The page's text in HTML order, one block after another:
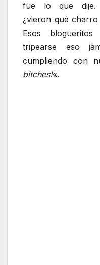
fue lo que dije.
¿vieron qué
Esos
tripearse eso
cumpliendo con
bitches!«.